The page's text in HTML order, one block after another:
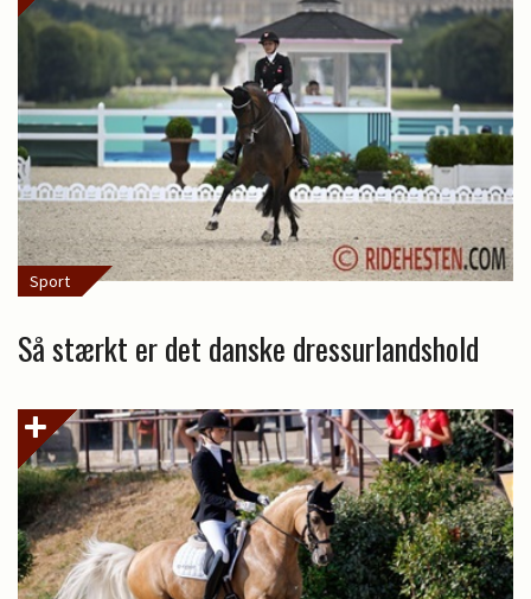
Sport
Så stærkt er det danske dressurlandshold